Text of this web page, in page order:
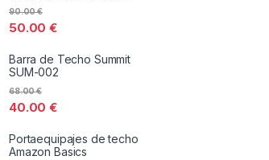
50.00€
90.00€
Barra de Techo Summit
SUM-002
40.00€
68.00€
Portaequipajes de techo
Amazon Basics